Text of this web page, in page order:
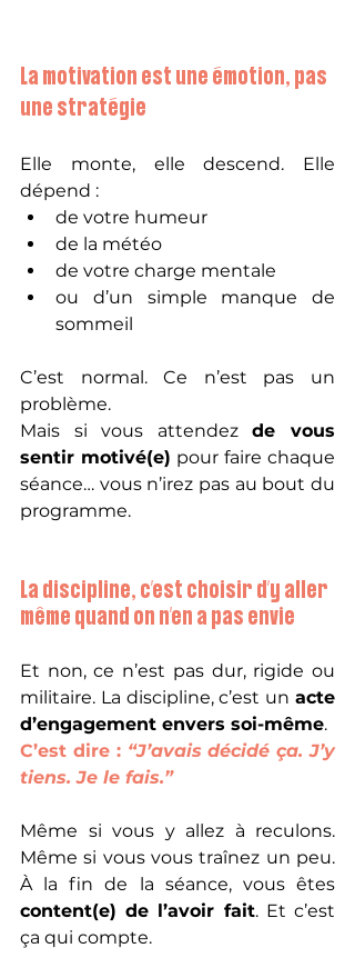
La motivation est une émotion, pas
une stratégie
Elle monte, elle descend. Elle
dépend :
de votre humeur
de la météo
de votre charge mentale
ou d’un simple manque de
sommeil
C’est normal. Ce n’est pas un
problème.
Mais si vous attendez de vous
sentir motivé(e) pour faire chaque
séance… vous n’irez pas au bout du
programme.
La discipline, c’est choisir d’y aller
même quand on n’en a pas envie
Et non, ce n’est pas dur, rigide ou
militaire. La discipline, c’est un acte
d’engagement envers soi-même.
C’est dire : “J’avais décidé ça. J’y
tiens. Je le fais.”
Même si vous y allez à reculons.
Même si vous vous traînez un peu.
content(e) de l’avoir fait. Et c’est
ça qui compte.